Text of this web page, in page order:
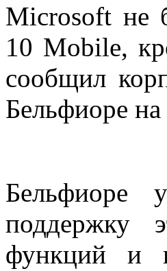
Microsoft не
10 Mobile,
сообщил
Бельфиоре
Бельфиоре
поддержку
функций и